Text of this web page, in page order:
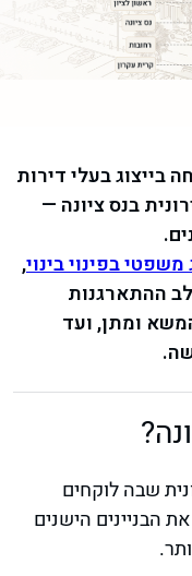
בייצוג בעלי דירות
בנס ציונה —
משפטי בפינוי בינוי,
ההתארגנות
ומתן, ועד
שבה לוקחים
הבניינים הישנים